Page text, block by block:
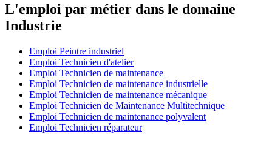
L'emploi par métier dans le domaine
Industrie
Emploi Peintre industriel
Emploi Technicien d'atelier
Emploi Technicien de maintenance
Emploi Technicien de maintenance industrielle
Emploi Technicien de maintenance mécanique
Emploi Technicien de Maintenance Multitechnique
Emploi Technicien de maintenance polyvalent
Emploi Technicien réparateur